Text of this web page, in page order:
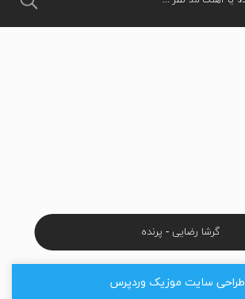
گرشا رضایی - پرنده
طراحی سایت موزیک وردپرس